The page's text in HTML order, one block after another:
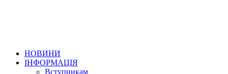
НОВИНИ
ІНФОРМАЦІЯ
Вступникам